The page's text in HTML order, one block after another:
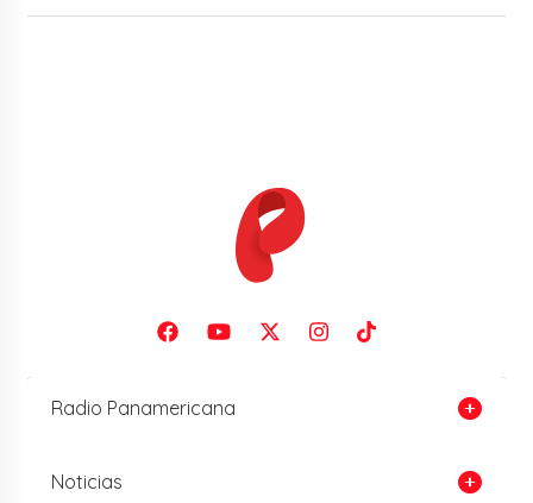
Radio Panamericana
Noticias